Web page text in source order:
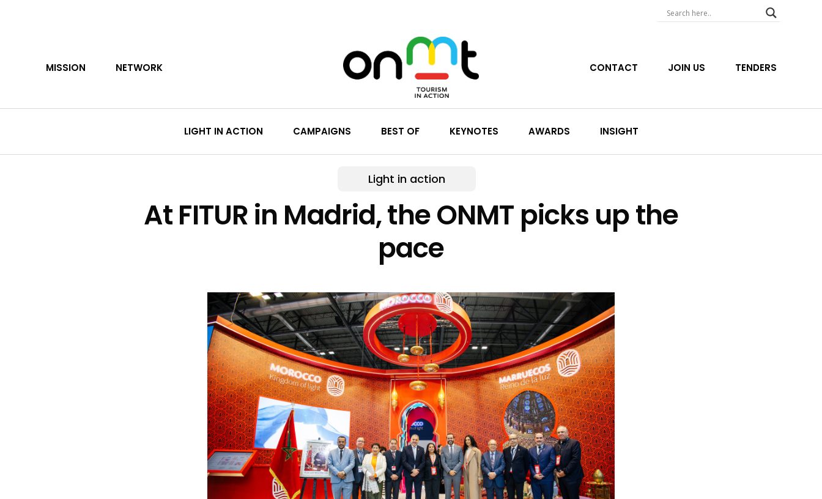
MISSION NETWORK CONTACT JOIN US TENDERS
LIGHT IN ACTION CAMPAIGNS BEST OF KEYNOTES AWARDS INSIGHT
Light in action
At FITUR in Madrid, the ONMT picks up the
pace